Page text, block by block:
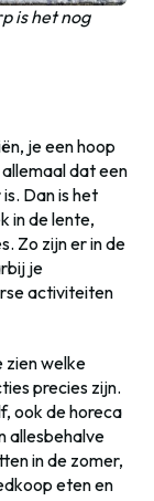
is het nog
je een hoop
dat een
Dan is het
in de lente,
Zo zijn er in de
je
activiteiten
zien welke
precies zijn.
ook de horeca
allesbehalve
in de zomer,
eten en